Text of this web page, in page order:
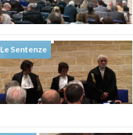
Le Sentenze